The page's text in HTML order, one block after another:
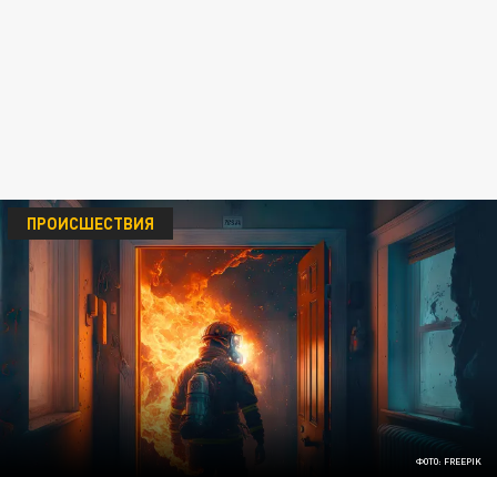
ФОТО: FREEPIK
ПРОИСШЕСТВИЯ